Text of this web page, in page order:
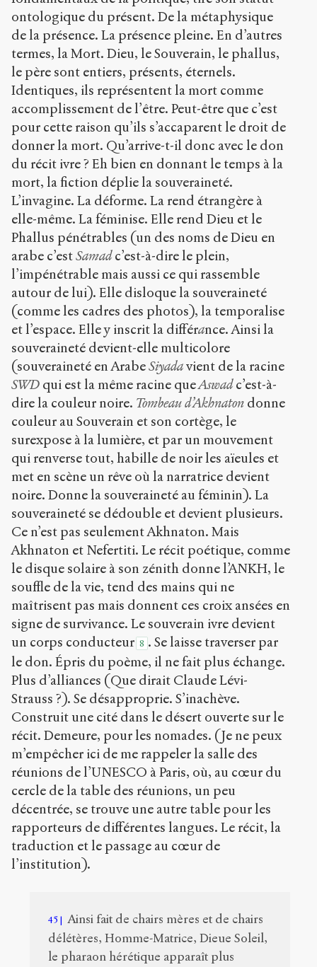
ontologique du présent. De la métaphysique
de la présence. La présence pleine. En d’autres
termes, la Mort. Dieu, le Souverain, le phallus,
le père sont entiers, présents, éternels.
Identiques, ils représentent la mort comme
accomplissement de l’être. Peut-être que c’est
pour cette raison qu’ils s’accaparent le droit de
donner la mort. Qu’arrive-t-il donc avec le don
du récit ivre ? Eh bien en donnant le temps à la
mort, la fiction déplie la souveraineté.
L’invagine. La déforme. La rend étrangère à
elle-même. La féminise. Elle rend Dieu et le
Phallus pénétrables (un des noms de Dieu en
arabe c’estSamadc’est-à-dire le plein,
l’impénétrable mais aussi ce qui rassemble
autour de lui). Elle disloque la souveraineté
(comme les cadres des photos), la temporalise
et l’espace. Elle y inscrit la différance. Ainsi la
souveraineté devient-elle multicolore
(souveraineté en ArabeSiyadavient de la racine
SWD qui est la même racine queAswadc’est-à-
dire la couleur noire. Tombeau d’Akhnaton donne
couleur au Souverain et son cortège, le
surexpose à la lumière, et par un mouvement
qui renverse tout, habille de noir les aïeules et
met en scène un rêve où la narratrice devient
noire. Donne la souveraineté au féminin). La
souveraineté se dédouble et devient plusieurs.
Ce n’est pas seulement Akhnaton. Mais
Akhnaton et Nefertiti. Le récit poétique, comme
le disque solaire à son zénith donne l’ANKH, le
souffle de la vie, tend des mains qui ne
maîtrisent pas mais donnent ces croix ansées en
signe de survivance. Le souverain ivre devient
un corps conducteur 8 . Se laisse traverser par
le don. Épris du poème, il ne fait plus échange.
Plus d’alliances (Que dirait Claude Lévi-
Strauss ?). Se désapproprie. S’inachève.
Construit une cité dans le désert ouverte sur le
récit. Demeure, pour les nomades. (Je ne peux
m’empêcher ici de me rappeler la salle des
réunions de l’UNESCO à Paris, où, au cœur du
cercle de la table des réunions, un peu
décentrée, se trouve une autre table pour les
rapporteurs de différentes langues. Le récit, la
traduction et le passage au cœur de
l’institution).
45
Ainsi fait de chairs mères et de chairs
délétères, Homme-Matrice, Dieue Soleil,
le pharaon hérétique apparaît plus